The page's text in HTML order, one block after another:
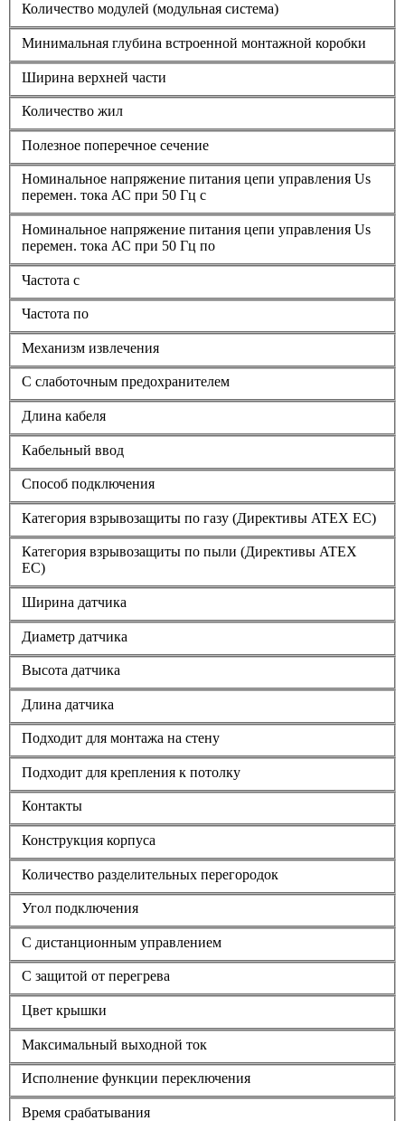
Количество модулей (модульная система)
Минимальная глубина встроенной монтажной коробки
Ширина верхней части
Количество жил
Полезное поперечное сечение
Номинальное напряжение питания цепи управления Us
перемен. тока АС при 50 Гц с
Номинальное напряжение питания цепи управления Us
перемен. тока АС при 50 Гц по
Частота с
Частота по
Механизм извлечения
С слаботочным предохранителем
Длина кабеля
Кабельный ввод
Способ подключения
Категория взрывозащиты по газу (Директивы ATEX ЕС)
Категория взрывозащиты по пыли (Директивы ATEX
ЕС)
Ширина датчика
Диаметр датчика
Высота датчика
Длина датчика
Подходит для монтажа на стену
Подходит для крепления к потолку
Контакты
Конструкция корпуса
Количество разделительных перегородок
Угол подключения
С дистанционным управлением
С защитой от перегрева
Цвет крышки
Максимальный выходной ток
Исполнение функции переключения
Время срабатывания